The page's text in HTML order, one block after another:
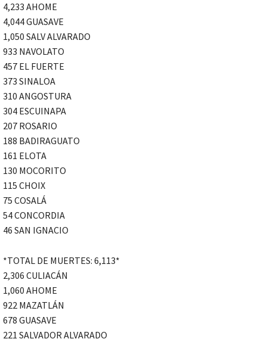
4,233 AHOME
4,044 GUASAVE
1,050 SALV ALVARADO
933 NAVOLATO
457 EL FUERTE
373 SINALOA
310 ANGOSTURA
304 ESCUINAPA
207 ROSARIO
188 BADIRAGUATO
161 ELOTA
130 MOCORITO
115 CHOIX
75 COSALÁ
54 CONCORDIA
46 SAN IGNACIO
*TOTAL DE MUERTES: 6,113*
2,306 CULIACÁN
1,060 AHOME
922 MAZATLÁN
678 GUASAVE
221 SALVADOR ALVARADO